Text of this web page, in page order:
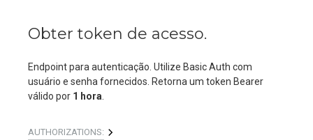
Obter token de acesso.
Endpoint para autenticação. Utilize Basic Auth com
usuário e senha fornecidos. Retorna um token Bearer
válido por 1 hora
AUTHORIZATIONS: